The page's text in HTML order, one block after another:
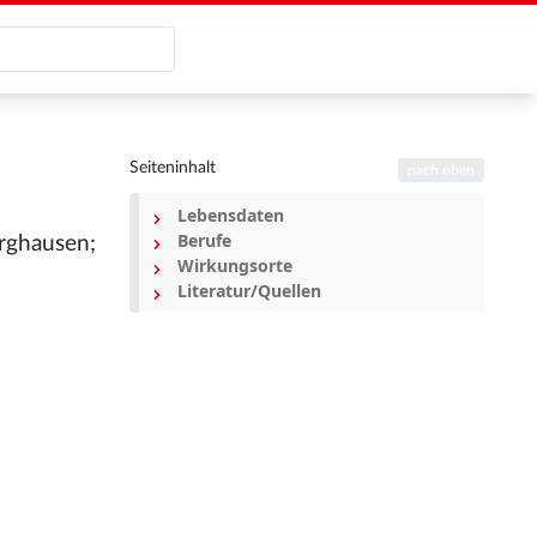
Seiteninhalt
Lebensdaten
Berufe
Wirkungsorte
Literatur/Quellen